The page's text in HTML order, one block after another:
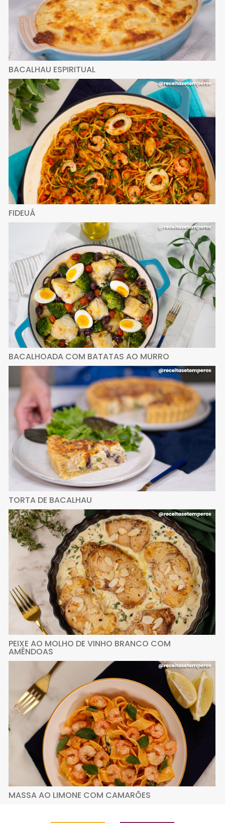
BACALHAU ESPIRITUAL
FIDEUÁ
BACALHOADA COM BATATAS AO MURRO
TORTA DE BACALHAU
PEIXE AO MOLHO DE VINHO BRANCO COM
AMÊNDOAS
MASSA AO LIMONE COM CAMARÕES